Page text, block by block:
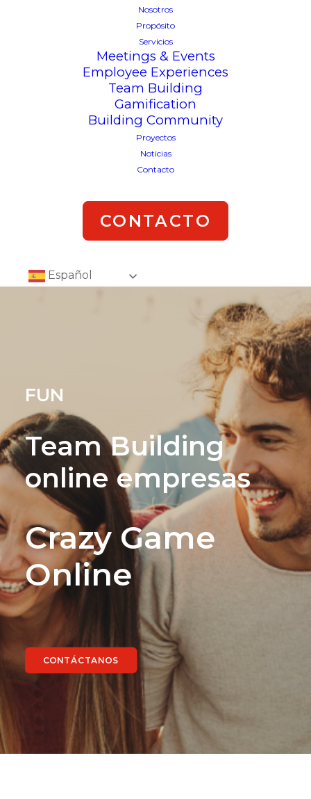
Nosotros
Propósito
Servicios
Meetings & Events
Employee Experiences
Team Building
Gamification
Building Community
Proyectos
Noticias
Contacto
CONTACTO
Español
FUN
Team Building
online empresas
Crazy Game
Online
CONTÁCTANOS